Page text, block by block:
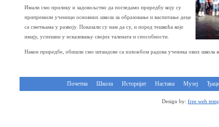
Имали смо прилику и задовољство да погледамо приредбу коју су
припремили ученици основних школа за образовање и васпитање деце
са сметњама у развоју. Показали су нам да су, и поред тешкоћа које
имају, успешни у исказивању својих талената и способности.
Након приредбе, обишли смо штандове са изложбом радова ученика ових школа
Почетна Школа Историјат Настава Музеј Ђаци
Design by: free web